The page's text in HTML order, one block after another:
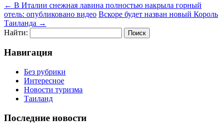
← В Италии снежная лавина полностью накрыла горный
отель: опубликовано видео Вскоре будет назван новый Король
Таиланда →
Найти:
Навигация
Без рубрики
Интересное
Новости туризма
Таиланд
Последние новости